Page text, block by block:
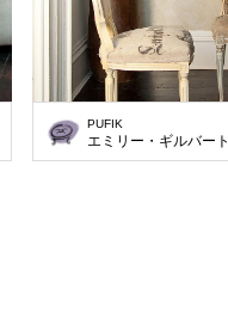
PUFIK
エミリー・ギルバート